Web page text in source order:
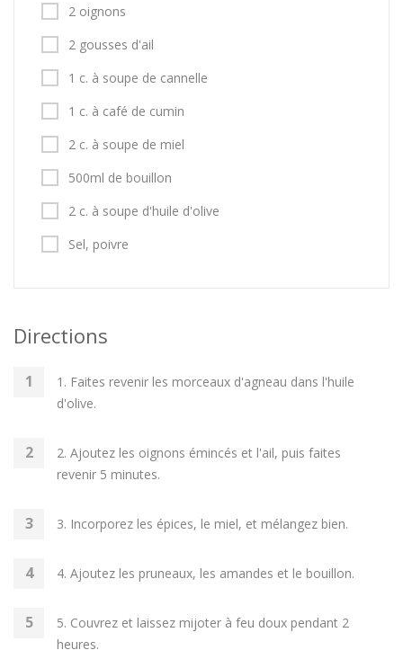
2 oignons
2 gousses d'ail
1 c. à soupe de cannelle
1 c. à café de cumin
2 c. à soupe de miel
500ml de bouillon
2 c. à soupe d'huile d'olive
Sel, poivre
Directions
1. Faites revenir les morceaux d'agneau dans l'huile
d'olive.
2. Ajoutez les oignons émincés et l'ail, puis faites
revenir 5 minutes.
3. Incorporez les épices, le miel, et mélangez bien.
4. Ajoutez les pruneaux, les amandes et le bouillon.
5. Couvrez et laissez mijoter à feu doux pendant 2
heures.